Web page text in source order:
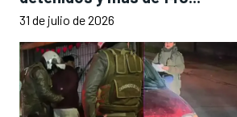
31 de julio de 2026